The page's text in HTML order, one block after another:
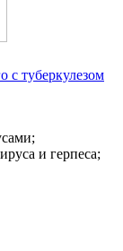
с туберкулезом
и герпеса;